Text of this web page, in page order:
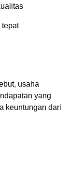
tepat
usaha
yang
keuntungan dari